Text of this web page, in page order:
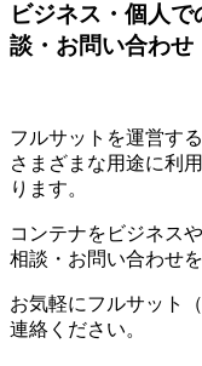
ビジネス・個人
談・お問い合わせ
フルサットを運営す
さまざまな用途に利
ります。
コンテナをビジネス
相談・お問い合わせ
お気軽にフルサット
連絡ください。